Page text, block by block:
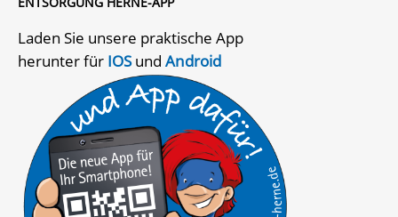
Laden Sie unsere praktische App
herunter für IOSundAndroid